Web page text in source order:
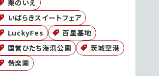
栗のいえ
いばらきスイートフェア
LuckyFes
百里基地
国営ひたち海浜公園
茨城空港
偕楽園